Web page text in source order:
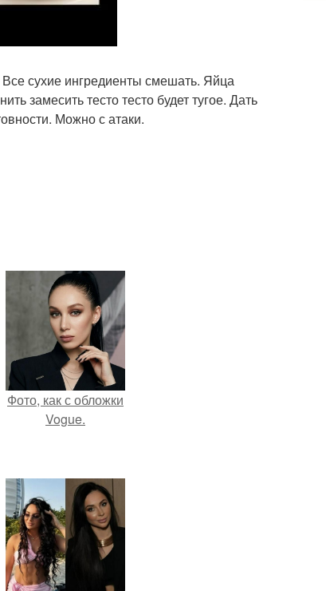
сухие ингредиенты смешать. Яйца
замесить тесто тесто будет тугое. Дать
Можно с атаки.
Фото, как с обложки
Vogue.